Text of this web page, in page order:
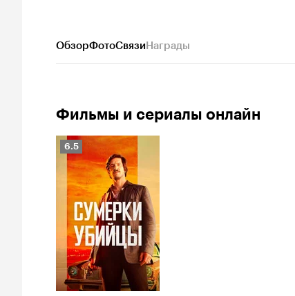
ОбзорФотоСвязиНаграды
Фильмы и сериалы онлайн
Рейтинг
Кинопоиска
6.5
6.5